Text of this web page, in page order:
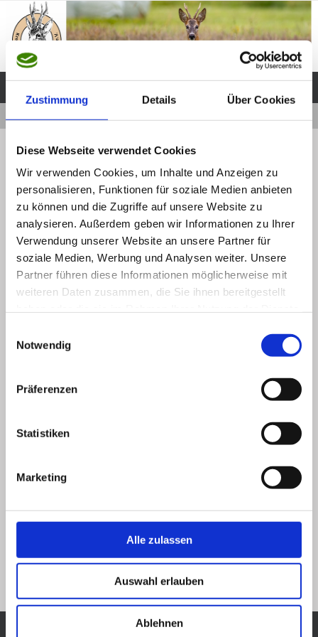
Zustimmung Details Über Cookies
Diese Webseite verwendet Cookies
Wir verwenden Cookies, um Inhalte und Anzeigen zu
personalisieren, Funktionen für soziale Medien anbieten
zu können und die Zugriffe auf unsere Website zu
analysieren. Außerdem geben wir Informationen zu Ihrer
Verwendung unserer Website an unsere Partner für
soziale Medien, Werbung und Analysen weiter. Unsere
Partner führen diese Informationen möglicherweise mit
weiteren Daten zusammen, die Sie ihnen bereitgestellt
Notwendig
Präferenzen
Statistiken
Marketing
Alle zulassen
Auswahl erlauben
Ablehnen
Inhalt
« 2025 Umbau Schießstand
54
Webmaster 1 Dezember, 2025
Die Originalgröße beträgt 1600 × 1200 Pixel
Vorheriges Bild Nächstes Bild